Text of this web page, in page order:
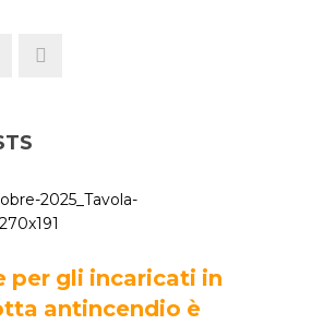
per gli incaricati in
antincendio è